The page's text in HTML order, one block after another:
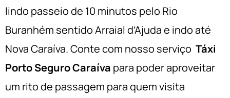
lindo passeio de 10 minutos pelo Rio
Buranhém sentido Arraial d’Ajuda e indo até
Nova Caraíva. Conte com nosso serviço Táxi
Porto Seguro Caraíva para poder aproveitar
um rito de passagem para quem visita